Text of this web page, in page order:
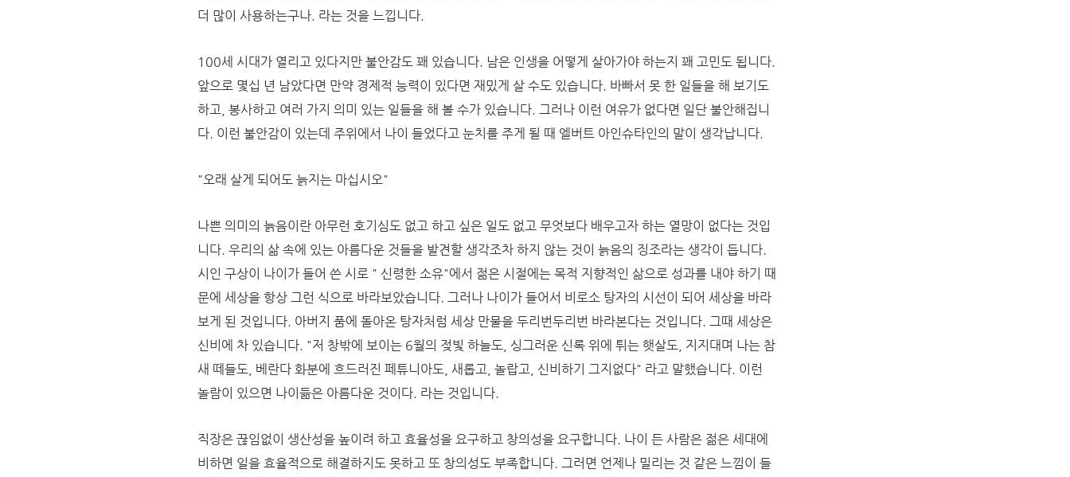
더 많이 사용하는구나. 라는 것을 느낍니다.
100세 시대가 열리고 있다지만 불안감도 꽤 있습니다. 남은 인생을 어떻게 살아가야 하는지 꽤 고민도 됩니다.
앞으로 몇십 년 남았다면 만약 경제적 능력이 있다면 재밌게 살 수도 있습니다. 바빠서 못 한 일들을 해 보기도
하고, 봉사하고 여러 가지 의미 있는 일들을 해 볼 수가 있습니다. 그러나 이런 여유가 없다면 일단 불안해집니
다. 이런 불안감이 있는데 주위에서 나이 들었다고 눈치를 주게 될 때 엘버트 아인슈타인의 말이 생각납니다.
"오래 살게 되어도 늙지는 마십시오"
나쁜 의미의 늙음이란 아무런 호기심도 없고 하고 싶은 일도 없고 무엇보다 배우고자 하는 열망이 없다는 것입
니다. 우리의 삶 속에 있는 아름다운 것들을 발견할 생각조차 하지 않는 것이 늙음의 징조라는 생각이 듭니다.
시인 구상이 나이가 들어 쓴 시로 " 신령한 소유"에서 젊은 시절에는 목적 지향적인 삶으로 성과를 내야 하기 때
문에 세상을 항상 그런 식으로 바라보았습니다. 그러나 나이가 들어서 비로소 탕자의 시선이 되어 세상을 바라
보게 된 것입니다. 아버지 품에 돌아온 탕자처럼 세상 만물을 두리번두리번 바라본다는 것입니다. 그때 세상은
신비에 차 있습니다. "저 창밖에 보이는 6월의 젖빛 하늘도, 싱그러운 신록 위에 튀는 햇살도, 지지대며 나는 참
새 떼들도, 베란다 화분에 흐드러진 페튜니아도, 새롭고, 놀랍고, 신비하기 그지없다" 라고 말했습니다. 이런
놀람이 있으면 나이듦은 아름다운 것이다. 라는 것입니다.
직장은 끊임없이 생산성을 높이려 하고 효율성을 요구하고 창의성을 요구합니다. 나이 든 사람은 젊은 세대에
비하면 일을 효율적으로 해결하지도 못하고 또 창의성도 부족합니다. 그러면 언제나 밀리는 것 같은 느낌이 들